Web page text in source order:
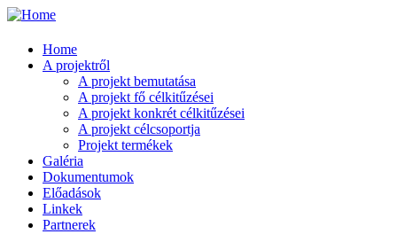
Home
A projektről
A projekt bemutatása
A projekt fő célkitűzései
A projekt konkrét célkitűzései
A projekt célcsoportja
Projekt termékek
Galéria
Dokumentumok
Előadások
Linkek
Partnerek